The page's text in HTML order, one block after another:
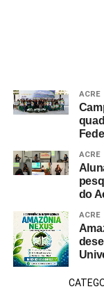
ACRE
ACRE
do
ACRE